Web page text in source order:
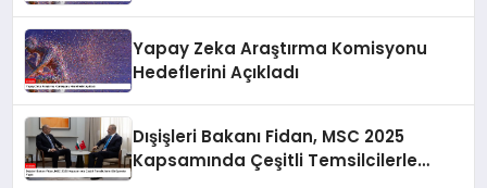
Yapay Zeka Araştırma Komisyonu
Hedeflerini Açıkladı
Dışişleri Bakanı Fidan, MSC 2025
Kapsamında Çeşitli Temsilcilerle